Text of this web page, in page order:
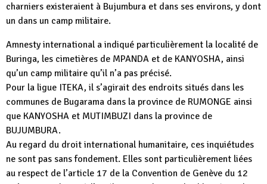
charniers existeraient à Bujumbura et dans ses environs, y dont
un dans un camp militaire.
Amnesty international a indiqué particulièrement la localité de
Buringa, les cimetières de MPANDA et de KANYOSHA, ainsi
qu’un camp militaire qu’il n’a pas précisé.
Pour la ligue ITEKA, il s’agirait des endroits situés dans les
communes de Bugarama dans la province de RUMONGE ainsi
que KANYOSHA et MUTIMBUZI dans la province de
BUJUMBURA.
Au regard du droit international humanitaire, ces inquiétudes
ne sont pas sans fondement. Elles sont particulièrement liées
au respect de l’article 17 de la Convention de Genève du 12